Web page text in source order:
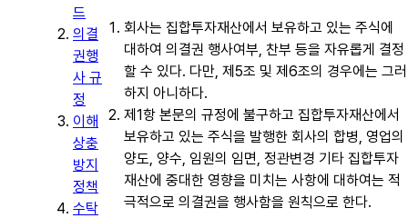
드
의결
권행
사 규
정
이해
상충
방지
정책
수탁
회사는 집합투자재산에서 보유하고 있는 주식에
대하여 의결권 행사여부, 찬부 등을 자유롭게 결정
할 수 있다. 다만, 제5조 및 제6조의 경우에는 그러
하지 아니하다.
제1항 본문의 규정에 불구하고 집합투자재산에서
보유하고 있는 주식을 발행한 회사의 합병, 영업의
양도, 양수, 임원의 임면, 정관변경 기타 집합투자
재산에 중대한 영향을 미치는 사항에 대하여는 적
극적으로 의결권을 행사함을 원칙으로 한다.